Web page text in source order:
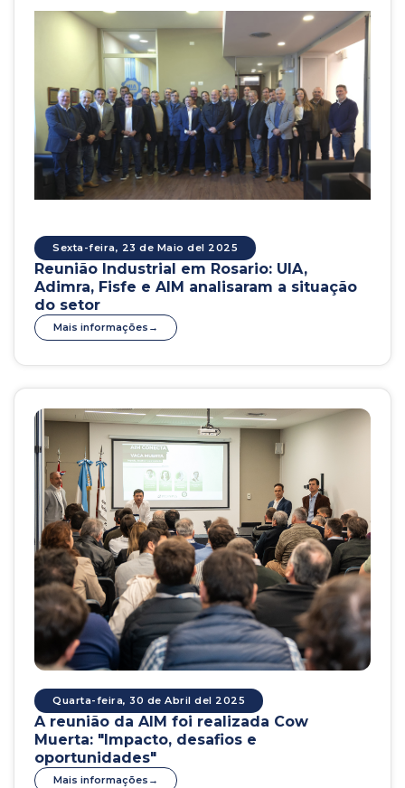
Sexta-feira, 23 de Maio del 2025
Reunião Industrial em Rosario: UIA,
Adimra, Fisfe e AIM analisaram a situação
do setor
Mais informações
Quarta-feira, 30 de Abril del 2025
A reunião da AIM foi realizada Cow
Muerta: "Impacto, desafios e
oportunidades"
Mais informações